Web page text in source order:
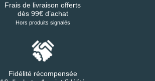
Frais de livraison offerts
dès 99€ d’achat
Hors produits signalés
Fidélité récompensée